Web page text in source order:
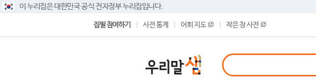
이 누리집은 대한민국 공식 전자정부 누리집입니다.
집필 참여하기 사전 통계 어휘 지도 작은 창 사전